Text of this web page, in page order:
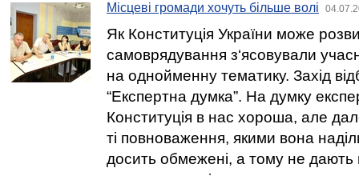
Місцеві громади хочуть більше волі
Як Конституція України може
самоврядування з‘ясовували
на однойменну тематику. Захід
“Експертна думка”. На думку
Конституція в нас хороша, але
ті повноваження, якими вона
досить обмежені, а тому не дають